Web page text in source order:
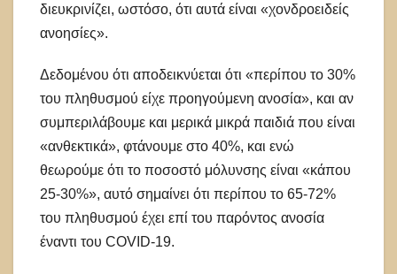
διευκρινίζει, ωστόσο, ότι αυτά είναι «χονδροειδείς
ανοησίες».
Δεδομένου ότι αποδεικνύεται ότι «περίπου το 30%
του πληθυσμού είχε προηγούμενη ανοσία», και αν
συμπεριλάβουμε και μερικά μικρά παιδιά που είναι
«ανθεκτικά», φτάνουμε στο 40%, και ενώ
θεωρούμε ότι το ποσοστό μόλυνσης είναι «κάπου
25-30%», αυτό σημαίνει ότι περίπου το 65-72%
του πληθυσμού έχει επί του παρόντος ανοσία
έναντι του COVID-19.